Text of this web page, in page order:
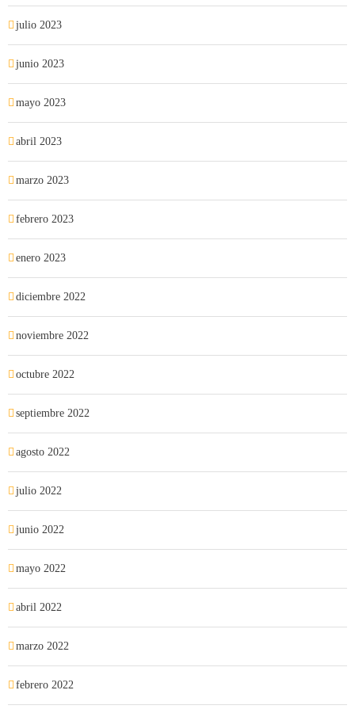
julio 2023
junio 2023
mayo 2023
abril 2023
marzo 2023
febrero 2023
enero 2023
diciembre 2022
noviembre 2022
octubre 2022
septiembre 2022
agosto 2022
julio 2022
junio 2022
mayo 2022
abril 2022
marzo 2022
febrero 2022